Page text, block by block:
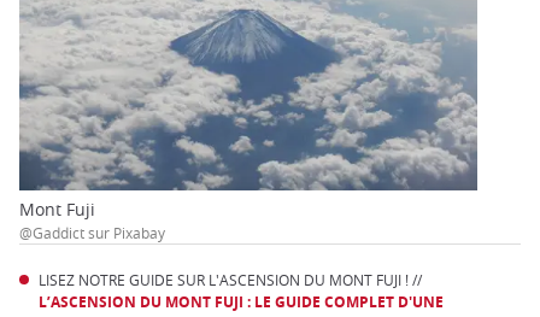
Mont Fuji
@Gaddict sur Pixabay
LISEZ NOTRE GUIDE SUR L'ASCENSION DU MONT FUJI ! //
L’ASCENSION DU MONT FUJI : LE GUIDE COMPLET D'UNE